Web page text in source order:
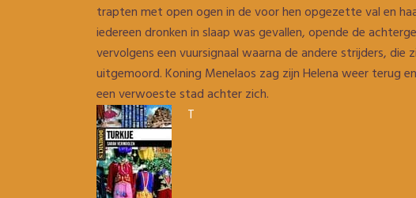
trapten met open ogen in de voor hen opgezette val en
iedereen dronken in slaap was gevallen, opende de
vervolgens een vuursignaal waarna de andere strijders,
uitgemoord. Koning Menelaos zag zijn Helena weer terug
een verwoeste stad achter zich.
T